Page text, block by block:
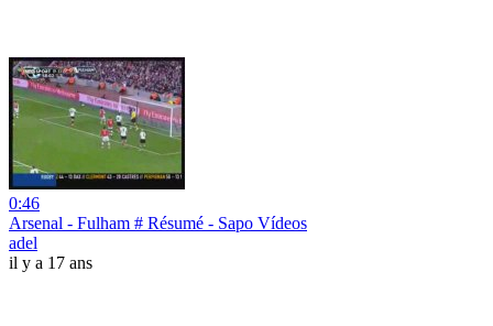
0:46
Arsenal - Fulham # Résumé - Sapo Vídeos
adel
il y a 17 ans